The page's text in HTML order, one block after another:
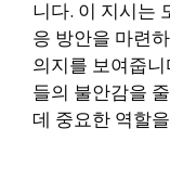
니다. 이 지시는
응 방안을 마련
의지를 보여줍
들의 불안감을
데 중요한 역할